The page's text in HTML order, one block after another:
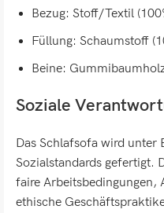
Bezug: Stoff/Textil
Füllung: Schaumstoff
Beine:
Soziale
Das Schlafsofa wird unter
Sozialstandards gefertigt.
faire Arbeitsbedingungen,
ethische